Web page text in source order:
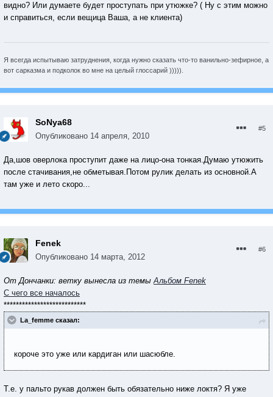
видно? Или думаете будет проступать при утюжке? ( Ну с этим можно
и справиться, если вещица Ваша, а не клиента)
Я всегда испытываю затруднения, когда нужно сказать что-то ванильно-зефирное, а
вот сарказма и подколок во мне на целый глоссарий ))))).
SoNya68
Опубликовано 14 апреля, 2010
#5
Да,шов оверлока проступит даже на лицо-она тонкая.Думаю утюжить
после стачивания,не обметывая.Потом рулик делать из основной.А
там уже и лето скоро...
Fenek
Опубликовано 14 марта, 2012
#6
От Дончанки: ветку вынесла из темыАльбом Fenek
С чего все началось
***************************
La_femme сказал:
короче это уже или кардиган или шасюбле.
Т.е. у пальто рукав должен быть обязательно ниже локтя? Я уже